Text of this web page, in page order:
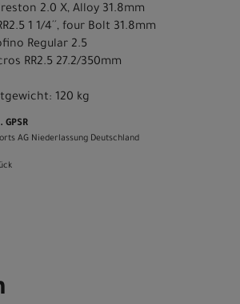
2.0 X, Alloy 31.8mm
1 1/4´´, four Bolt 31.8mm
Regular 2.5
RR2.5 27.2/350mm
120 kg
AG Niederlassung Deutschland